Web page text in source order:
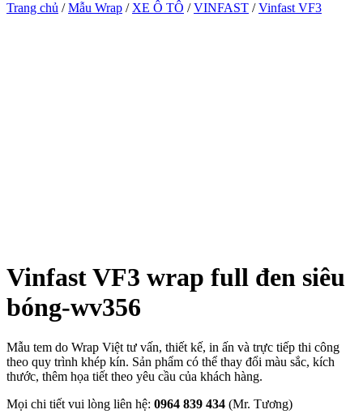
Trang chủ / Mẫu Wrap / XE Ô TÔ / VINFAST / Vinfast VF3
Vinfast VF3 wrap full đen siêu
bóng-wv356
Mẫu tem do Wrap Việt tư vấn, thiết kế, in ấn và trực tiếp thi công
theo quy trình khép kín. Sản phẩm có thể thay đổi màu sắc, kích
thước, thêm họa tiết theo yêu cầu của khách hàng.
Mọi chi tiết vui lòng liên hệ: 0964 839 434 (Mr. Tương)